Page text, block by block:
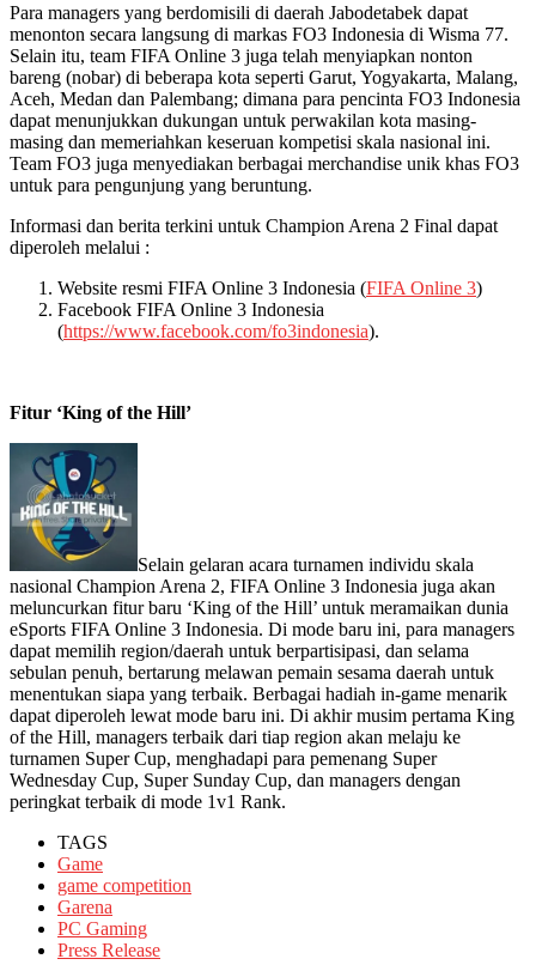
Para managers yang berdomisili di daerah Jabodetabek dapat
menonton secara langsung di markas FO3 Indonesia di Wisma 77.
Selain itu, team FIFA Online 3 juga telah menyiapkan nonton
bareng (nobar) di beberapa kota seperti Garut, Yogyakarta, Malang,
Aceh, Medan dan Palembang; dimana para pencinta FO3 Indonesia
dapat menunjukkan dukungan untuk perwakilan kota masing-
masing dan memeriahkan keseruan kompetisi skala nasional ini.
Team FO3 juga menyediakan berbagai merchandise unik khas FO3
untuk para pengunjung yang beruntung.
Informasi dan berita terkini untuk Champion Arena 2 Final dapat
diperoleh melalui :
Website resmi FIFA Online 3 Indonesia (FIFA Online 3)
Facebook FIFA Online 3 Indonesia
(https://www.facebook.com/fo3indonesia).
Fitur ‘King of the Hill’
Selain gelaran acara turnamen individu skala
nasional Champion Arena 2, FIFA Online 3 Indonesia juga akan
meluncurkan fitur baru ‘King of the Hill’ untuk meramaikan dunia
eSports FIFA Online 3 Indonesia. Di mode baru ini, para managers
dapat memilih region/daerah untuk berpartisipasi, dan selama
sebulan penuh, bertarung melawan pemain sesama daerah untuk
menentukan siapa yang terbaik. Berbagai hadiah in-game menarik
dapat diperoleh lewat mode baru ini. Di akhir musim pertama King
of the Hill, managers terbaik dari tiap region akan melaju ke
turnamen Super Cup, menghadapi para pemenang Super
Wednesday Cup, Super Sunday Cup, dan managers dengan
peringkat terbaik di mode 1v1 Rank.
TAGS
Game
game competition
Garena
PC Gaming
Press Release